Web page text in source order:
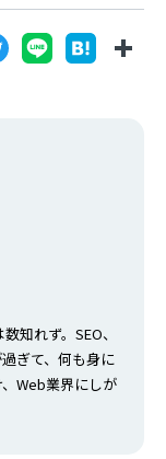
知れず。SEO、
ぎて、何も身に
Web業界にしが